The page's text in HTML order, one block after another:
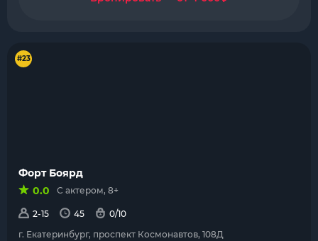
#23
Форт Боярд
0.0
С актером, 8+
2-15 45
0/10
г. Екатеринбург, проспект Космонавтов, 108Д